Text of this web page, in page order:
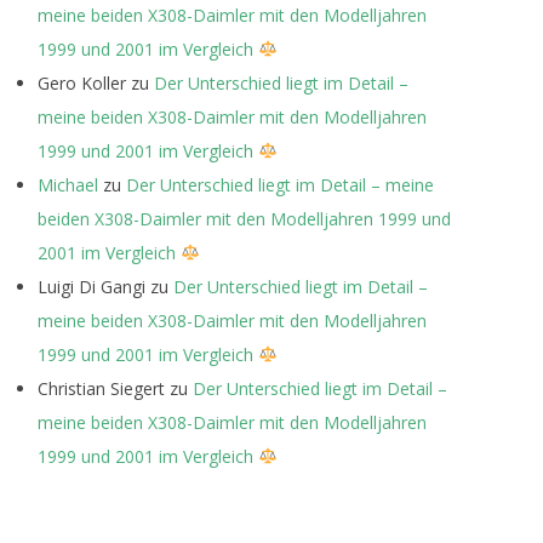
meine beiden X308-Daimler mit den Modelljahren
1999 und 2001 im Vergleich
Gero Koller zu Der Unterschied liegt im Detail –
meine beiden X308-Daimler mit den Modelljahren
1999 und 2001 im Vergleich
Michael zu Der Unterschied liegt im Detail – meine
beiden X308-Daimler mit den Modelljahren 1999 und
2001 im Vergleich
Luigi Di Gangi zu Der Unterschied liegt im Detail –
meine beiden X308-Daimler mit den Modelljahren
1999 und 2001 im Vergleich
Christian Siegert zu Der Unterschied liegt im Detail –
meine beiden X308-Daimler mit den Modelljahren
1999 und 2001 im Vergleich